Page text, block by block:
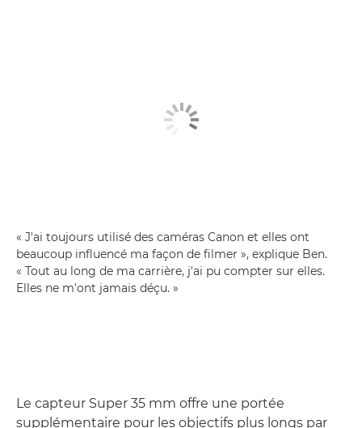
« J'ai toujours utilisé des caméras Canon et elles ont
beaucoup influencé ma façon de filmer », explique Ben.
« Tout au long de ma carrière, j'ai pu compter sur elles.
Elles ne m'ont jamais déçu. »
Le capteur Super 35 mm offre une portée
supplémentaire pour les objectifs plus longs par